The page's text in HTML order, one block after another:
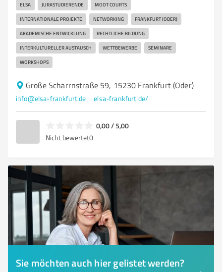
ELSA JURASTUDIERENDE MOOT COURTS
INTERNATIONALE PROJEKTE NETWORKING FRANKFURT (ODER)
AKADEMISCHE ENTWICKLUNG RECHTLICHE BILDUNG
INTERKULTURELLER AUSTAUSCH WETTBEWERBE SEMINARE
WORKSHOPS
Große Scharrnstraße 59, 15230 Frankfurt (Oder)
info@elsa-frankfurt.de elsa-frankfurt.de/
0,00 / 5,00
Nicht bewertet0
Sie möchten auch hier gelistet werden?